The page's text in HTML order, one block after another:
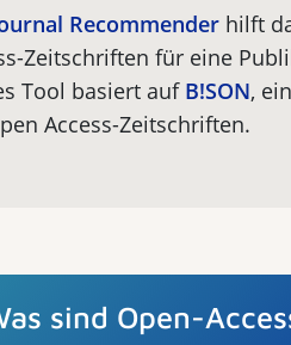
Recommender hilft
Zeitschriften für eine
Tool basiert auf B!SON,
Access-Zeitschriften.
sind Open-